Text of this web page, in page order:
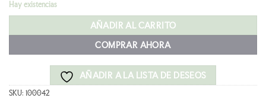
original
32,50 €.
actual
es:
26,00 €.
Hay existencias
AÑADIR AL CARRITO
COMPRAR AHORA
AÑADIR A LA LISTA DE DESEOS
SKU: 100042